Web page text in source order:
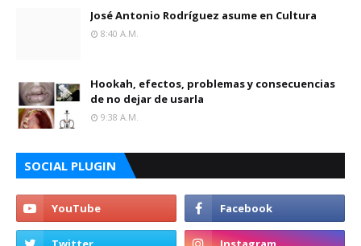
José Antonio Rodríguez asume en Cultura
8:40 A.m.
Hookah, efectos, problemas y consecuencias
de no dejar de usarla
9:38 A.m.
SOCIAL PLUGIN